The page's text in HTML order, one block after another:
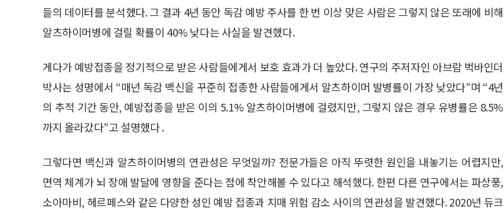
들의 데이터를 분석했다. 그 결과 4년 동안 독감 예방 주사를 한 번 이상 맞은 사람은 그렇지 않은 또래에 비해
알츠하이머병에 걸릴 확률이 40% 낮다는 사실을 발견했다.
게다가 예방접종을 정기적으로 받은 사람들에게서 보호 효과가 더 높았다. 연구의 주저자인 아브람 벅바인더
박사는 성명에서 “매년 독감 백신을 꾸준히 접종한 사람들에게서 알츠하이머 발병률이 가장 낮았다”며 “4년
의 추적 기간 동안, 예방접종을 받은 이의 5.1% 알츠하이머병에 걸렸지만, 그렇지 않은 경우 유병률은 8.5%
까지 올라갔다”고 설명했다 .
그렇다면 백신과 알츠하이머병의 연관성은 무엇일까? 전문가들은 아직 뚜렷한 원인을 내놓기는 어렵지만,
면역 체계가 뇌 장애 발달에 영향을 준다는 점에 착안해볼 수 있다고 해석했다. 한편 다른 연구에서는 파상풍,
소아마비, 헤르페스와 같은 다양한 성인 예방 접종과 치매 위험 감소 사이의 연관성을 발견했다. 2020년 듀크